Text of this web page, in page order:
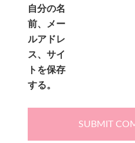
自分の名
前、メー
ルアドレ
ス、サイ
トを保存
する。